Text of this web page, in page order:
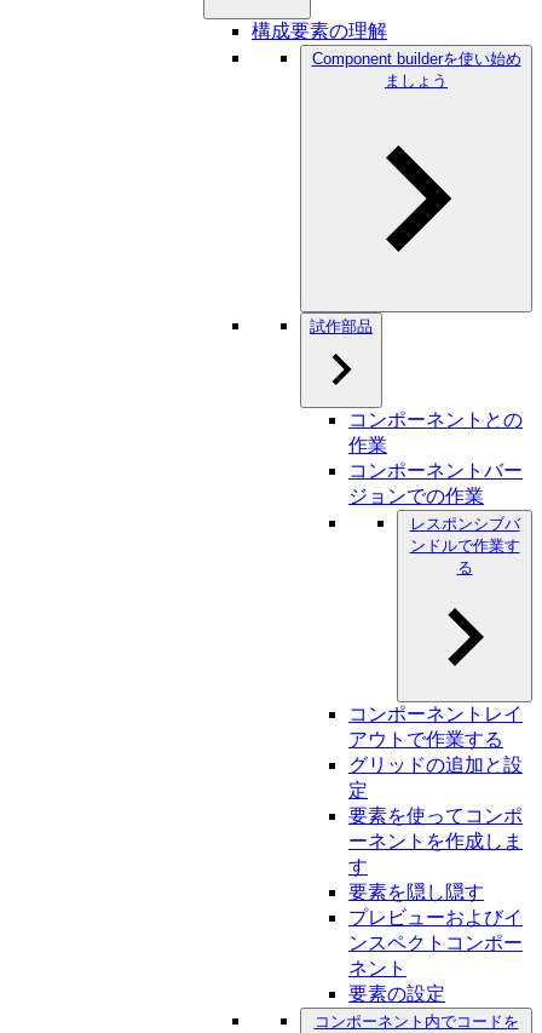
構成要素の理解
Component builderを使い始め
ましょう
試作部品
コンポーネントとの
作業
コンポーネントバー
ジョンでの作業
レスポンシブバ
ンドルで作業す
る
コンポーネントレイ
アウトで作業する
グリッドの追加と設
定
要素を使ってコンポ
ーネントを作成しま
す
要素を隠し隠す
プレビューおよびイ
ンスペクトコンポー
ネント
要素の設定
コンポーネント内でコードを